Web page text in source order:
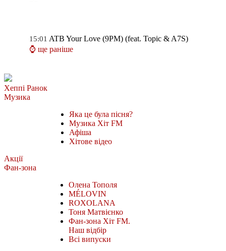
15:01 ATB Your Love (9PM) (feat. Topic & A7S)
⌚ ще раніше
Хеппі Ранок
Музика
Яка це була пісня?
Музика Хіт FM
Афіша
Хітове відео
Акції
Фан-зона
Олена Тополя
MÉLOVIN
ROXOLANA
Тоня Матвієнко
Фан-зона Хіт FM.
Наш відбір
Всі випуски